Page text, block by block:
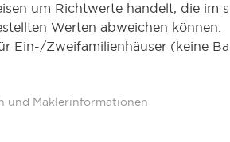
um Richtwerte handelt, die im
Werten abweichen können.
Ein-/Zweifamilienhäuser (keine
und Maklerinformationen